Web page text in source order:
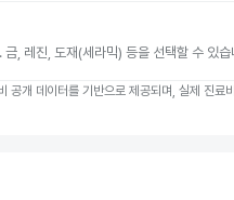
, 레진, 도재(세라믹) 등을 선택할 수 있습
공개 데이터를 기반으로 제공되며, 실제 진료